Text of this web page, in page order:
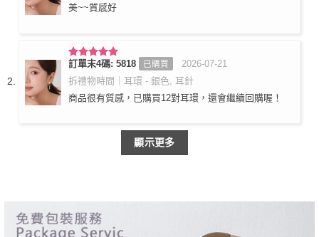
美~~質感好
評分5滿
分 5
訂單末4碼: 5818 已購買
2026-07-21
拆禮物時間｜耳環 - 銀色, 耳針
商品很有質感，已購買12對耳環，還會繼續回購喔！
顯示更多